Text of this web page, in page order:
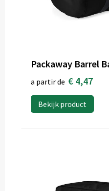
Packaway Barrel
a partir de € 4,47
Bekijk product